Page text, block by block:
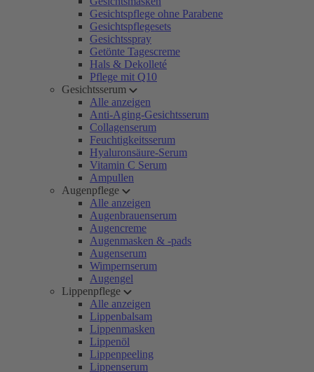
Gesichtspflege ohne Parabene
Gesichtspflegesets
Gesichtsspray
Getönte Tagescreme
Hals & Dekolleté
Pflege mit Q10
Gesichtsserum
Alle anzeigen
Anti-Aging-Gesichtsserum
Collagenserum
Feuchtigkeitsserum
Hyaluronsäure-Serum
Vitamin C Serum
Ampullen
Augenpflege
Alle anzeigen
Augenbrauenserum
Augencreme
Augenmasken & -pads
Augenserum
Wimpernserum
Augengel
Lippenpflege
Alle anzeigen
Lippenbalsam
Lippenmasken
Lippenöl
Lippenpeeling
Lippenserum